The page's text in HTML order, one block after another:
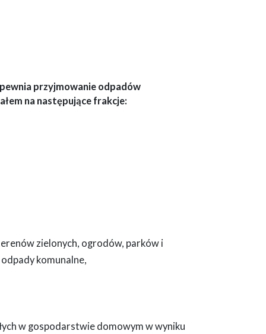
przyjmowanie odpadów
na następujące frakcje:
zielonych, ogrodów, parków i
komunalne,
w gospodarstwie domowym w wyniku